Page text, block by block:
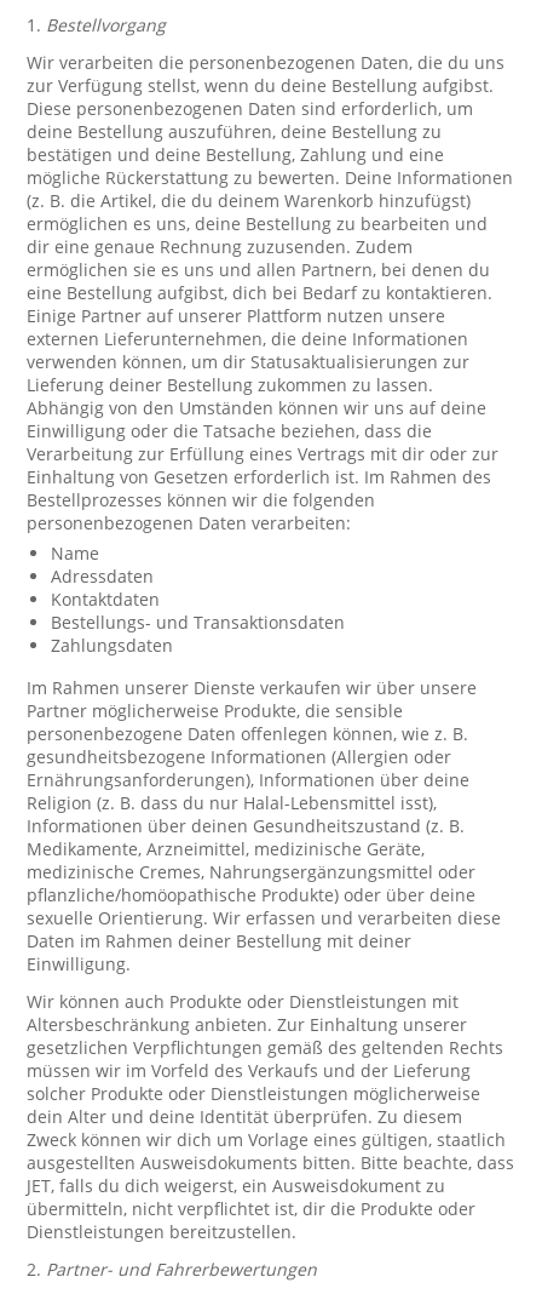
1. Bestellvorgang
Wir verarbeiten die personenbezogenen Daten, die du uns
zur Verfügung stellst, wenn du deine Bestellung aufgibst.
Diese personenbezogenen Daten sind erforderlich, um
deine Bestellung auszuführen, deine Bestellung zu
bestätigen und deine Bestellung, Zahlung und eine
mögliche Rückerstattung zu bewerten. Deine Informationen
(z. B. die Artikel, die du deinem Warenkorb hinzufügst)
ermöglichen es uns, deine Bestellung zu bearbeiten und
dir eine genaue Rechnung zuzusenden. Zudem
ermöglichen sie es uns und allen Partnern, bei denen du
eine Bestellung aufgibst, dich bei Bedarf zu kontaktieren.
Einige Partner auf unserer Plattform nutzen unsere
externen Lieferunternehmen, die deine Informationen
verwenden können, um dir Statusaktualisierungen zur
Lieferung deiner Bestellung zukommen zu lassen.
Abhängig von den Umständen können wir uns auf deine
Einwilligung oder die Tatsache beziehen, dass die
Verarbeitung zur Erfüllung eines Vertrags mit dir oder zur
Einhaltung von Gesetzen erforderlich ist. Im Rahmen des
Bestellprozesses können wir die folgenden
personenbezogenen Daten verarbeiten:
Name
Adressdaten
Kontaktdaten
Bestellungs- und Transaktionsdaten
Zahlungsdaten
Im Rahmen unserer Dienste verkaufen wir über unsere
Partner möglicherweise Produkte, die sensible
personenbezogene Daten offenlegen können, wie z. B.
gesundheitsbezogene Informationen (Allergien oder
Ernährungsanforderungen), Informationen über deine
Religion (z. B. dass du nur Halal-Lebensmittel isst),
Informationen über deinen Gesundheitszustand (z. B.
Medikamente, Arzneimittel, medizinische Geräte,
medizinische Cremes, Nahrungsergänzungsmittel oder
pflanzliche/homöopathische Produkte) oder über deine
sexuelle Orientierung. Wir erfassen und verarbeiten diese
Daten im Rahmen deiner Bestellung mit deiner
Einwilligung.
Wir können auch Produkte oder Dienstleistungen mit
Altersbeschränkung anbieten. Zur Einhaltung unserer
gesetzlichen Verpflichtungen gemäß des geltenden Rechts
müssen wir im Vorfeld des Verkaufs und der Lieferung
solcher Produkte oder Dienstleistungen möglicherweise
dein Alter und deine Identität überprüfen. Zu diesem
Zweck können wir dich um Vorlage eines gültigen, staatlich
ausgestellten Ausweisdokuments bitten. Bitte beachte, dass
JET, falls du dich weigerst, ein Ausweisdokument zu
übermitteln, nicht verpflichtet ist, dir die Produkte oder
Dienstleistungen bereitzustellen.
2. Partner- und Fahrerbewertungen